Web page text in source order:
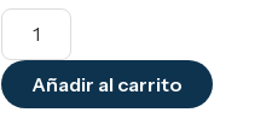
Añadir al carrito